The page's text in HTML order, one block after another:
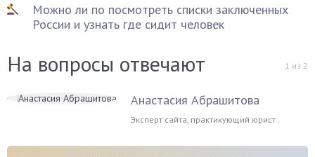
Можно ли по посмотреть списки заключенных
России и узнать где сидит человек
На вопросы отвечают 1 из 2
Анастасия Абрашитова
Эксперт сайта, практикующий юрист .